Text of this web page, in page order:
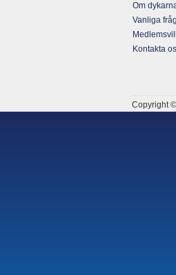
Om
Vanliga
Kontakta
Copyright